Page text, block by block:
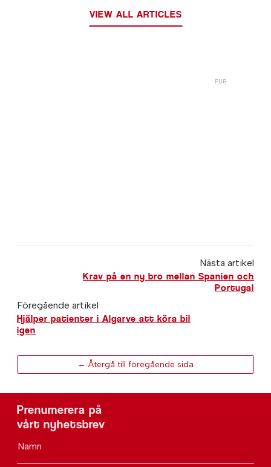
VIEW ALL ARTICLES
Nästa artikel
Krav på en ny bro mellan Spanien och
Portugal
Föregående artikel
Hjälper patienter i Algarve att köra bil
igen
← Återgå till föregående sida
Prenumerera på
vårt nyhetsbrev
Namn